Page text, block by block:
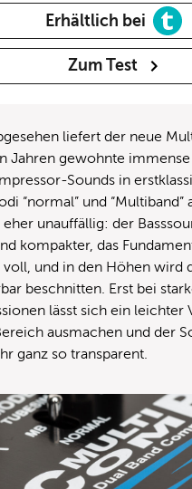
Erhältlich bei
Zum Test
liefert der neue
Jahren gewohnte
Sounds in
“normal” und “Multiband”
unauffällig: der
kompakter, das
voll, und in den Höhen wird
beschnitten. Erst bei
lässt sich ein leichter
ausmachen und der
ganz so transparent.